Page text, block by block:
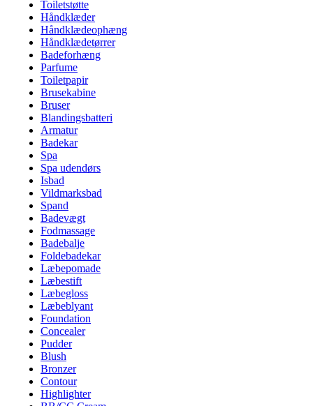
Toiletstøtte
Håndklæder
Håndklædeophæng
Håndklædetørrer
Badeforhæng
Parfume
Toiletpapir
Brusekabine
Bruser
Blandingsbatteri
Armatur
Badekar
Spa
Spa udendørs
Isbad
Vildmarksbad
Spand
Badevægt
Fodmassage
Badebalje
Foldebadekar
Læbepomade
Læbestift
Læbegloss
Læbeblyant
Foundation
Concealer
Pudder
Blush
Bronzer
Contour
Highlighter